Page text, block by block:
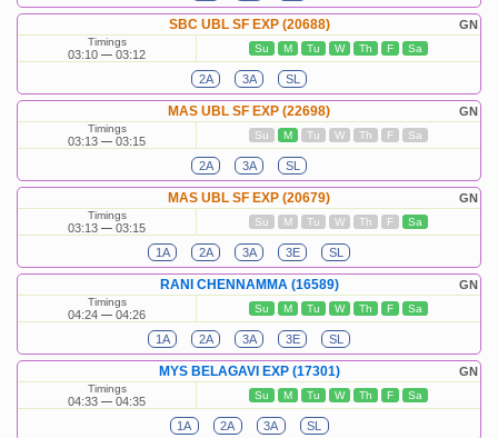
GN
SBC UBL SF EXP (20688)
Timings
03:10 03:12 Su M Tu W Th F Sa
2A 3A SL
GN
MAS UBL SF EXP (22698)
Timings
03:13 03:15 Su M Tu W Th F Sa
2A 3A SL
GN
MAS UBL SF EXP (20679)
Timings
03:13 03:15 Su M Tu W Th F Sa
1A 2A 3A 3E SL
GN
RANI CHENNAMMA (16589)
Timings
04:24 04:26 Su M Tu W Th F Sa
1A 2A 3A 3E SL
GN
MYS BELAGAVI EXP (17301)
Timings
04:33 04:35 Su M Tu W Th F Sa
1A 2A 3A SL